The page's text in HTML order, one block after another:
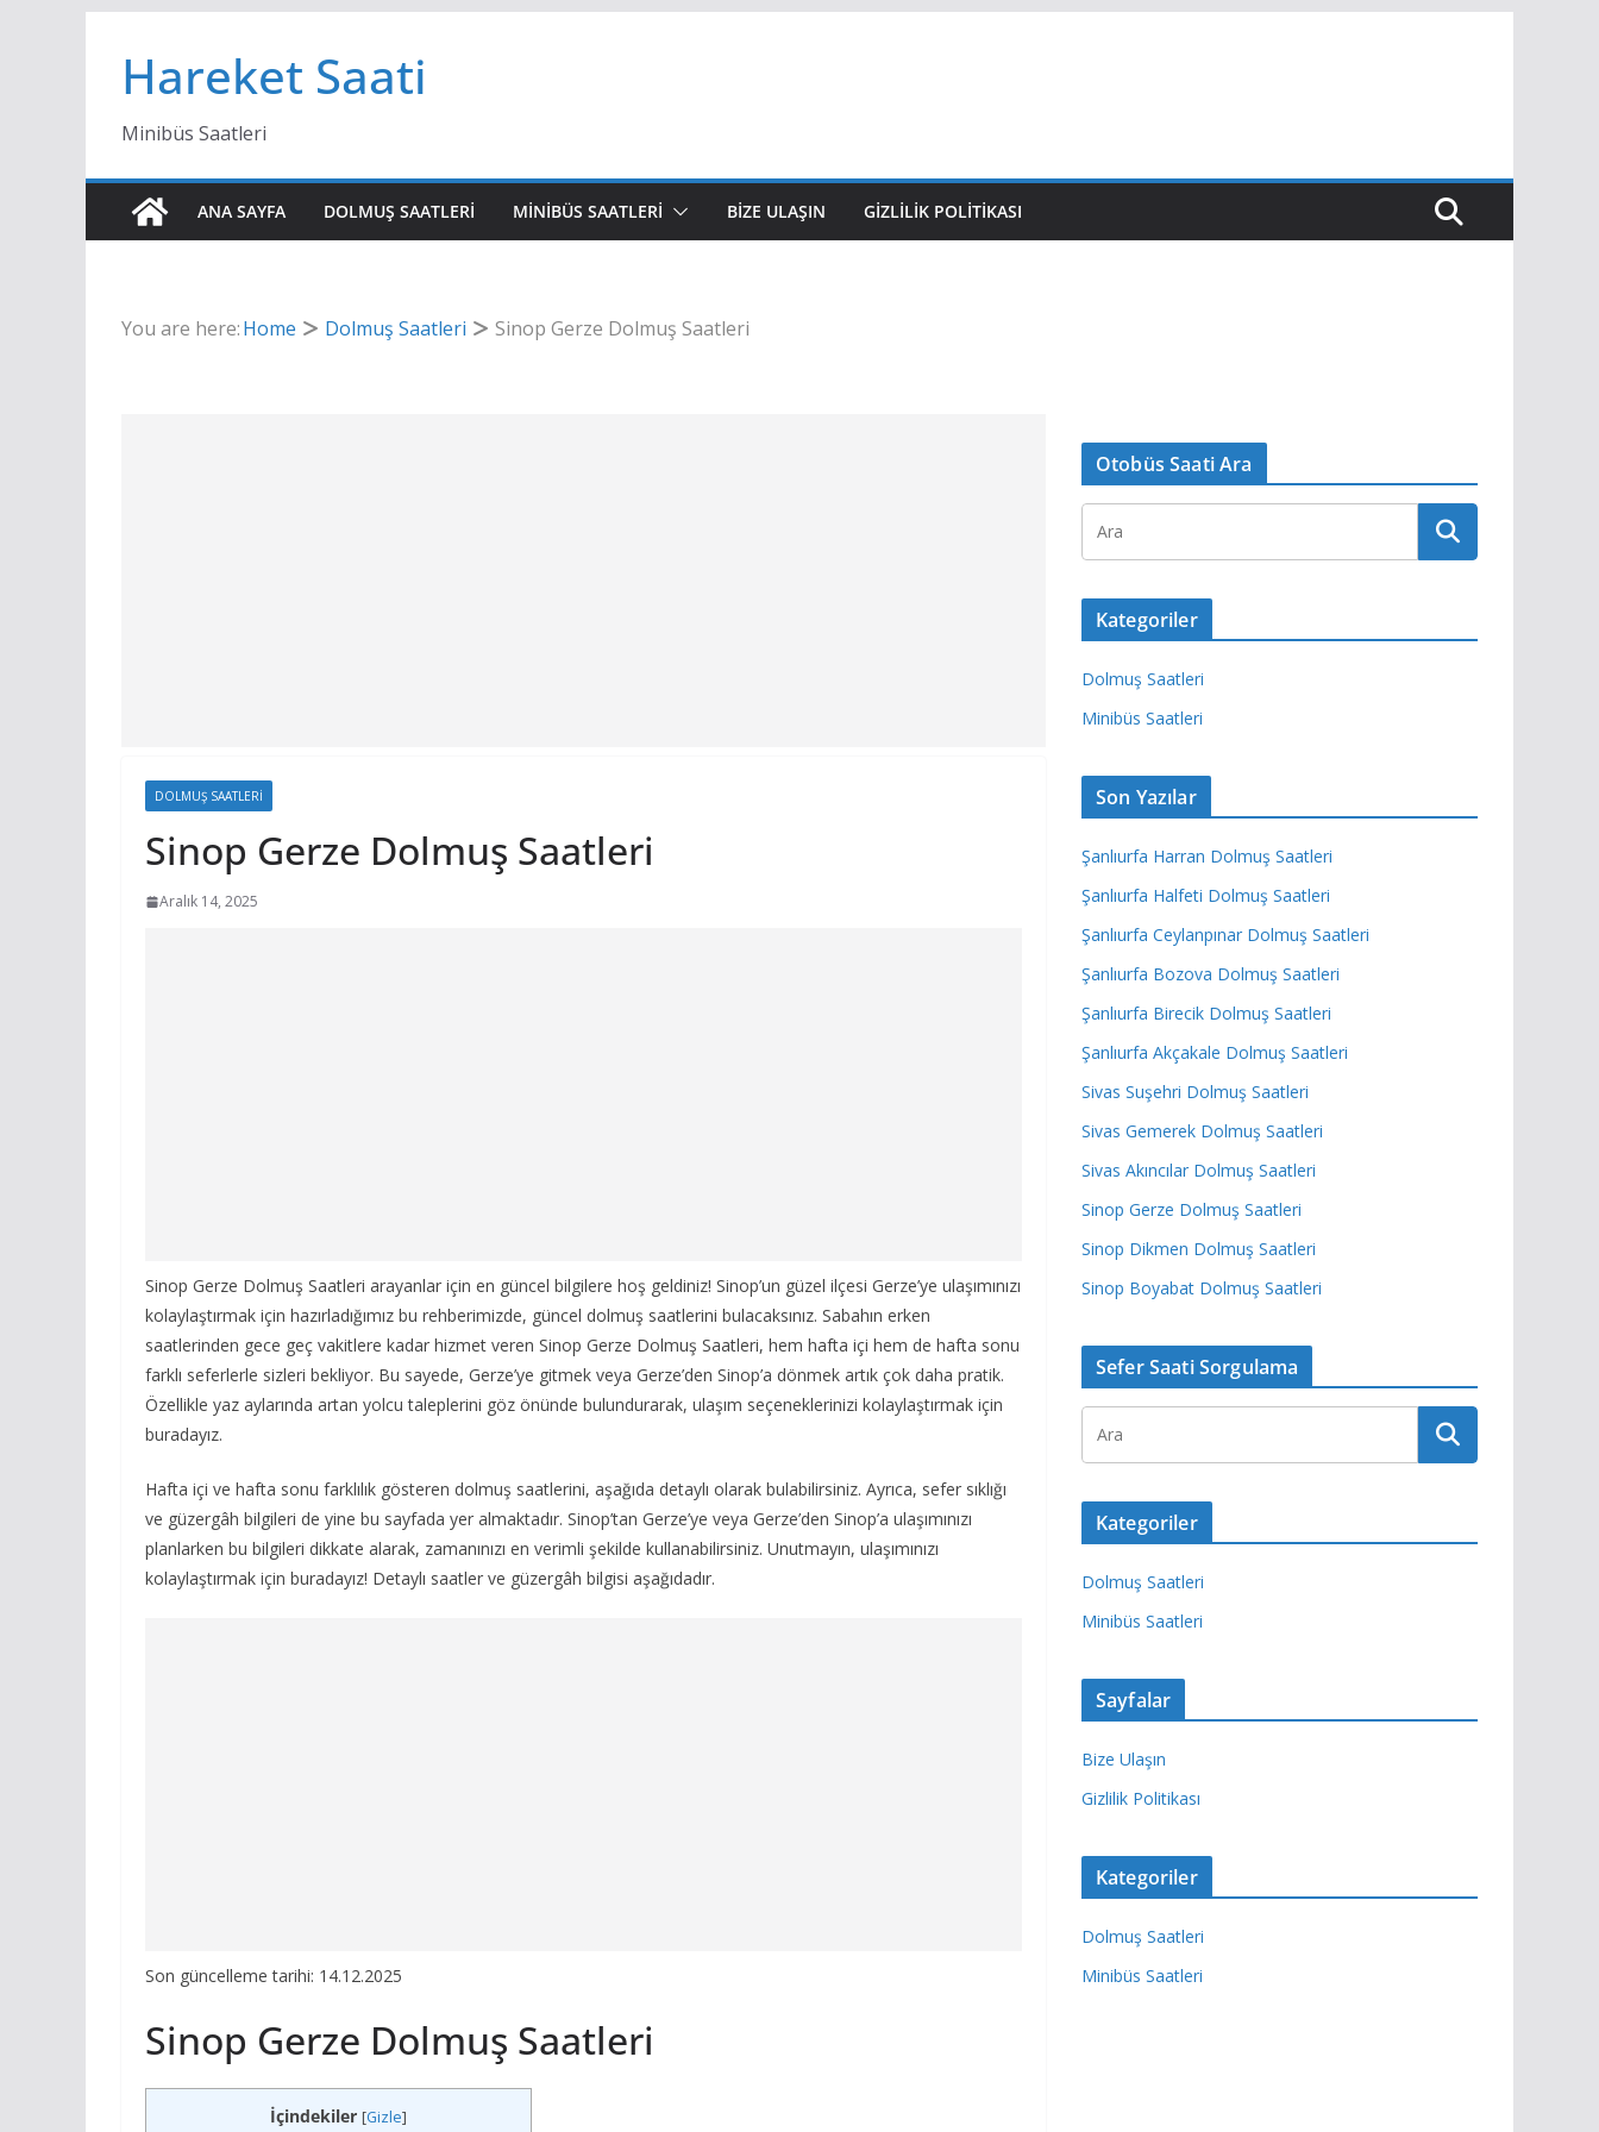
contentHareket Saati
Minibüs Saatleri
ANA SAYFA DOLMUŞ SAATLERI MINIBÜS SAATLERI BIZE ULAŞIN GIZLILIK POLITIKASI
You are here:Home Dolmuş Saatleri Sinop Gerze Dolmuş Saatleri
DOLMUŞ SAATLERI
Sinop Gerze Dolmuş Saatleri
Aralık 14, 2025
Sinop Gerze Dolmuş Saatleri arayanlar için en güncel bilgilere hoş geldiniz! Sinop’un güzel ilçesi Gerze’ye ulaşımınızı
kolaylaştırmak için hazırladığımız bu rehberimizde, güncel dolmuş saatlerini bulacaksınız. Sabahın erken
saatlerinden gece geç vakitlere kadar hizmet veren Sinop Gerze Dolmuş Saatleri, hem hafta içi hem de hafta sonu
farklı seferlerle sizleri bekliyor. Bu sayede, Gerze’ye gitmek veya Gerze’den Sinop’a dönmek artık çok daha pratik.
Özellikle yaz aylarında artan yolcu taleplerini göz önünde bulundurarak, ulaşım seçeneklerinizi kolaylaştırmak için
buradayız.
Hafta içi ve hafta sonu farklılık gösteren dolmuş saatlerini, aşağıda detaylı olarak bulabilirsiniz. Ayrıca, sefer sıklığı
ve güzergâh bilgileri de yine bu sayfada yer almaktadır. Sinop’tan Gerze’ye veya Gerze’den Sinop’a ulaşımınızı
planlarken bu bilgileri dikkate alarak, zamanınızı en verimli şekilde kullanabilirsiniz. Unutmayın, ulaşımınızı
kolaylaştırmak için buradayız! Detaylı saatler ve güzergâh bilgisi aşağıdadır.
Son güncelleme tarihi: 14.12.2025
Sinop Gerze Dolmuş Saatleri
İçindekiler [Gizle]
Otobüs Saati Ara
Kategoriler
Dolmuş Saatleri
Minibüs Saatleri
Son Yazılar
Şanlıurfa Harran Dolmuş Saatleri
Şanlıurfa Halfeti Dolmuş Saatleri
Şanlıurfa Ceylanpınar Dolmuş Saatleri
Şanlıurfa Bozova Dolmuş Saatleri
Şanlıurfa Birecik Dolmuş Saatleri
Şanlıurfa Akçakale Dolmuş Saatleri
Sivas Suşehri Dolmuş Saatleri
Sivas Gemerek Dolmuş Saatleri
Sivas Akıncılar Dolmuş Saatleri
Sinop Gerze Dolmuş Saatleri
Sinop Dikmen Dolmuş Saatleri
Sinop Boyabat Dolmuş Saatleri
Sefer Saati Sorgulama
Kategoriler
Dolmuş Saatleri
Minibüs Saatleri
Sayfalar
Bize Ulaşın
Gizlilik Politikası
Kategoriler
Dolmuş Saatleri
Minibüs Saatleri